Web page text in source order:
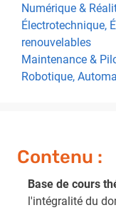
Numérique &
Électrotechnique,
renouvelables
Maintenance &
Robotique,
Contenu :
Base de cours
l'intégralité du